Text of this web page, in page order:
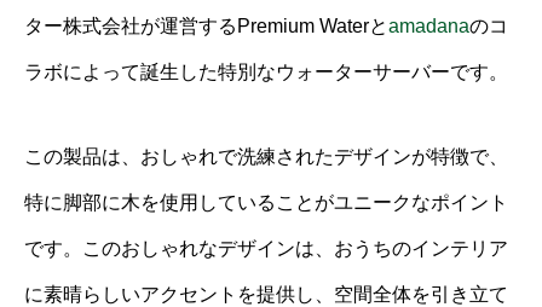
ター株式会社が運営するPremium Waterとamadanaのコ
ラボによって誕生した特別なウォーターサーバーです。
この製品は、おしゃれで洗練されたデザインが特徴で、
特に脚部に木を使用していることがユニークなポイント
です。このおしゃれなデザインは、おうちのインテリア
に素晴らしいアクセントを提供し、空間全体を引き立て